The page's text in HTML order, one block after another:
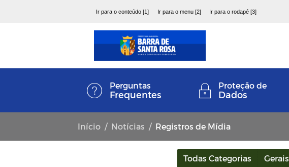
Ir para o conteúdo [1] Ir para o menu [2] Ir para o rodapé [3]
Perguntas
Frequentes
Proteção de
Dados
Início Notícias Registros de Mídia
Todas Categorias Gerais